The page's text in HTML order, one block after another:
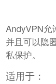
AndyVPN允
并且可以隐
私保护。
适用于：